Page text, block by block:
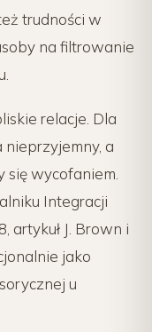
trudności w
na filtrowanie
relacje. Dla
a
się wycofaniem.
Integracji
artykuł J. Brown i
jako
u